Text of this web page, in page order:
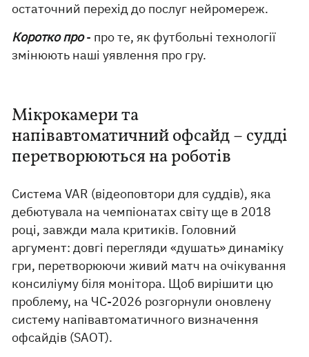
остаточний перехід до послуг нейромереж.
Коротко про- про те, як футбольні технології
змінюють наші уявлення про гру.
Мікрокамери та
напівавтоматичний офсайд – судді
перетворюються на роботів
Система VAR (відеоповтори для суддів), яка
дебютувала на чемпіонатах світу ще в 2018
році, завжди мала критиків. Головний
аргумент: довгі перегляди «душать» динаміку
гри, перетворюючи живий матч на очікування
консиліуму біля монітора. Щоб вирішити цю
проблему, на ЧС-2026 розгорнули оновлену
систему напівавтоматичного визначення
офсайдів (SAOT).